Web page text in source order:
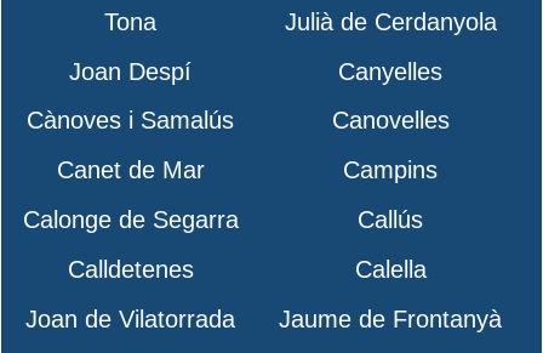
Tona
Julià de Cerdanyola
Joan Despí
Canyelles
Cànoves i Samalús
Canovelles
Canet de Mar
Campins
Calonge de Segarra
Callús
Calldetenes
Calella
Joan de Vilatorrada
Jaume de Frontanyà